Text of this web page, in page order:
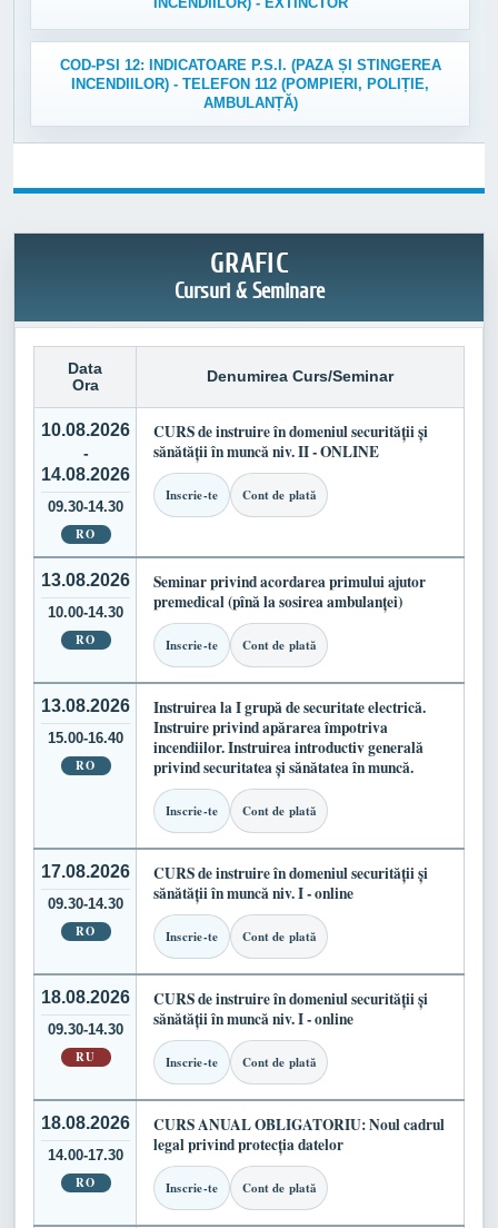
COD-PSI 12: INDICATOARE P.S.I. (PAZA ȘI STINGEREA
INCENDIILOR) - TELEFON 112 (POMPIERI, POLIȚIE,
AMBULANȚĂ)
GRAFIC
Cursuri & Seminare
Data
Ora
Denumirea Curs/Seminar
10.08.2026
-
14.08.2026
09.30-14.30
RO
CURS de instruire în domeniul securității și
sănătății în muncă niv. II - ONLINE
Inscrie-te Cont de plată
13.08.2026
10.00-14.30
RO
Seminar privind acordarea primului ajutor
premedical (pînă la sosirea ambulanței)
Inscrie-te Cont de plată
13.08.2026
15.00-16.40
RO
Instruirea la I grupă de securitate electrică.
Instruire privind apărarea împotriva
incendiilor. Instruirea introductiv generală
privind securitatea și sănătatea în muncă.
Inscrie-te Cont de plată
17.08.2026
09.30-14.30
RO
CURS de instruire în domeniul securității și
sănătății în muncă niv. I - online
Inscrie-te Cont de plată
18.08.2026
09.30-14.30
RU
CURS de instruire în domeniul securității și
sănătății în muncă niv. I - online
Inscrie-te Cont de plată
18.08.2026
14.00-17.30
RO
CURS ANUAL OBLIGATORIU: Noul cadrul
legal privind protecția datelor
Inscrie-te Cont de plată